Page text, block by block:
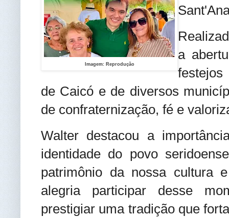
Imagem: Reprodução
a
de Caicó e de diversos
de confraternização, fé e
Walter destacou a
identidade do povo
patrimônio da nossa cultura
alegria participar desse
prestigiar uma tradição que